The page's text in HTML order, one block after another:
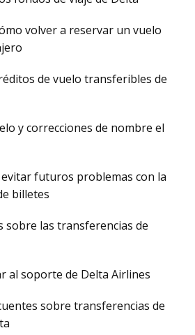
volver a reservar un vuelo
de vuelo transferibles de
y correcciones de nombre el
futuros problemas con la
billetes
sobre las transferencias de
al soporte de Delta Airlines
sobre transferencias de